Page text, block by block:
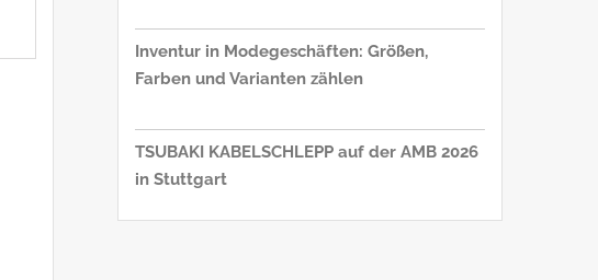
Inventur in Modegeschäften: Größen,
Farben und Varianten zählen
TSUBAKI KABELSCHLEPP auf der AMB 2026
in Stuttgart